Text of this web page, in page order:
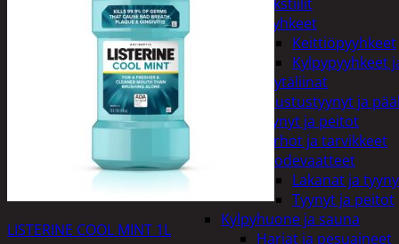
Pyyhkeet
Keittiöpyyhkeet
Kylpypyyhkeet
Pöytäliinat
Sisustustyynyt ja
Tyynyt ja peitot
Verhot ja tarvikkeet
Vuodevaatteet
Lakanat ja
Tyynyt ja peitot
Kylpyhuone ja sauna
Harjat ja pesuaineet
LISTERINE COOL MINT 1L